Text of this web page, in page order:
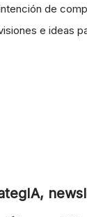
de
e ideas